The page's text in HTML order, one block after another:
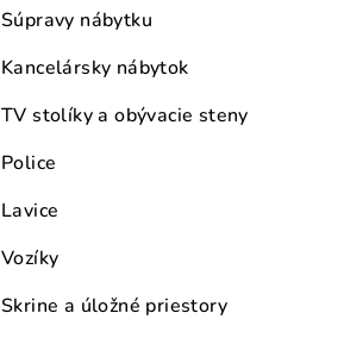
Súpravy nábytku
Kancelársky nábytok
TV stolíky a obývacie steny
Police
Lavice
Vozíky
Skrine a úložné priestory